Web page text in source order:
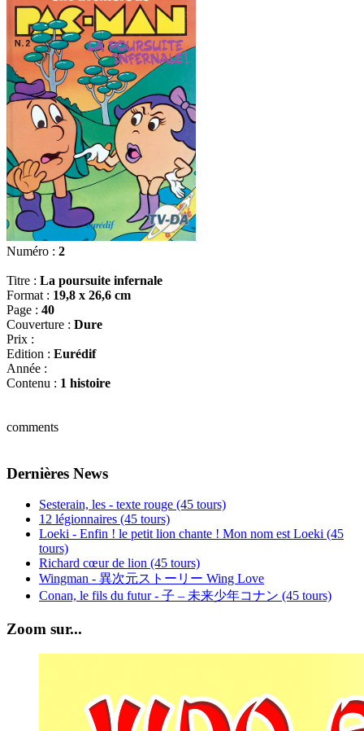
Numéro : 2
Titre : La poursuite infernale
Format : 19,8 x 26,6 cm
Page : 40
Couverture : Dure
Prix :
Edition : Eurédif
Année :
Contenu : 1 histoire
comments
Dernières News
Sesterain, les - texte rouge (45 tours)
12 légionnaires (45 tours)
Loeki - Enfin ! le petit lion chante ! Mon nom est Loeki (45
tours)
Richard cœur de lion (45 tours)
Wingman - 異次元ストーリー Wing Love
Conan, le fils du futur - 子 – 未来少年コナン (45 tours)
Zoom sur...